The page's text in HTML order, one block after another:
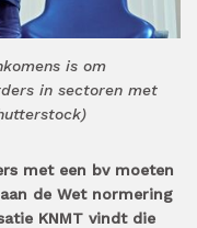
is om
in sectoren met
met een bv moeten
de Wet normering
KNMT vindt die